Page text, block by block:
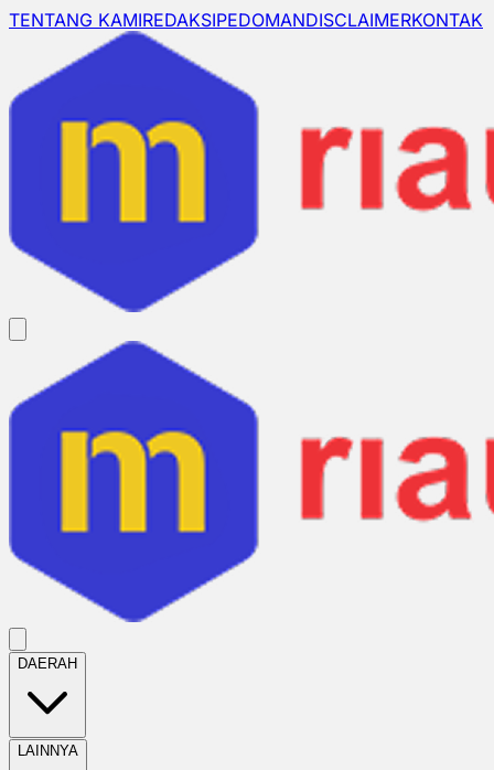
TENTANG KAMIREDAKSIPEDOMANDISCLAIMERKONTAK
DAERAH
LAINNYA